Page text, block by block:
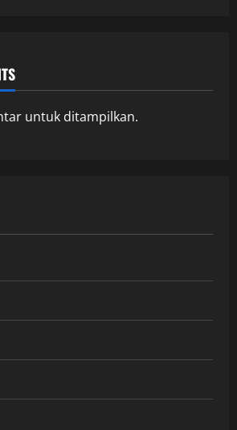
untuk ditampilkan.